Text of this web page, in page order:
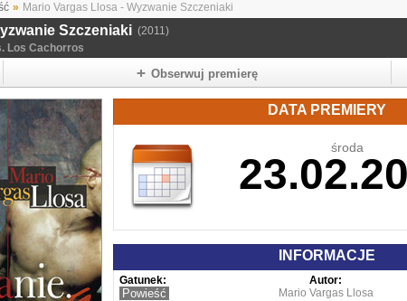
» Mario Vargas Llosa - Wyzwanie Szczeniaki
Szczeniaki (2011)
Los Cachorros
Obserwuj premierę
DATA PREMIERY
środa
INFORMACJE
Gatunek:
Powieść
Autor:
Mario Vargas Llosa